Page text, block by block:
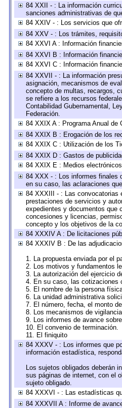
84 XXII - : La información
sanciones administrativas de
84 XXIV - : Los servicios que
84 XXV - : Los trámites,
84 XXVI A : Información
84 XXVI B : Información
84 XXVI C : Información
84 XXVII - : La información
asignación, mecanismos de
concepto de multas, recargos,
se refiere a los recursos
Contabilidad Gubernamental,
Federación.
84 XXIX A : Programa Anual de
84 XXIX B : Erogación de los
84 XXIX C : Utilización de los
84 XXIX D : Gastos de
84 XXIX E : Medios
84 XXX - : Los informes finales
en su caso, las aclaraciones
84 XXXIII - : Las convocatorias
prestaciones de servicios y
expedientes y documentos que
concesiones y licencias,
concepto y los objetivos de la
84 XXXIV A : De licitaciones
84 XXXIV B : De las
1. La propuesta enviada por el
2. Los motivos y fundamentos
3. La autorización del ejercicio
4. En su caso, las cotizaciones
5. El nombre de la persona
6. La unidad administrativa
7. El número, fecha, el monto
8. Los mecanismos de
9. Los informes de avance
10. El convenio de terminación.
11. El finiquito
84 XXXV - : Los informes que
información estadística,
Los sujetos obligados deberán
sus páginas de internet, con el
sujeto obligado.
84 XXXVI - : Las estadísticas
84 XXXVII A : Informe de